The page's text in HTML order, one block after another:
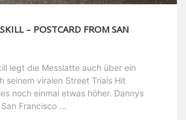
– POSTCARD FROM SAN
legt die Messlatte auch über ein
seinem viralen Street Trials Hit
noch einmal etwas höher. Dannys
Francisco ...